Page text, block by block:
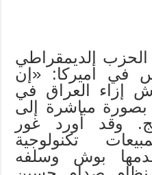
الديمقراطي
في أميركا: «إن
إزاء العراق في
بصورة مباشرة إلى
وقد أورد غور
تكنولوجية
بوش وسلفه